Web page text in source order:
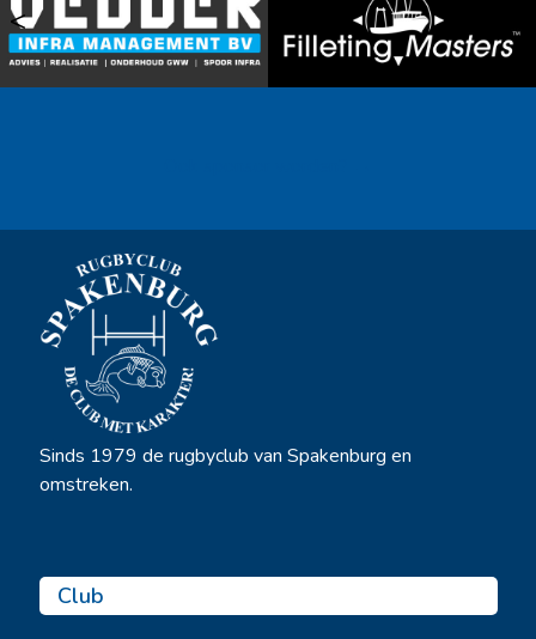
<
Sinds 1979 de rugbyclub van Spakenburg en
omstreken.
Club